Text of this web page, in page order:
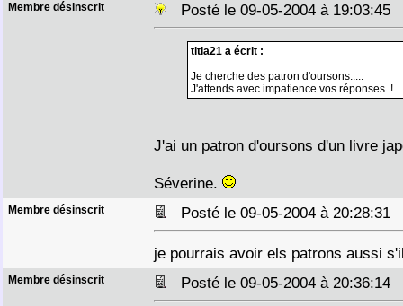
Membre désinscrit Posté le 09-05-2004 à 19:03:45
titia21 a écrit :
Je cherche des patron d'oursons.....
J'attends avec impatience vos réponses..!
J'ai un patron d'oursons d'un livre
Séverine.
Membre désinscrit Posté le 09-05-2004 à 20:28:31
je pourrais avoir els patrons aussi
Membre désinscrit Posté le 09-05-2004 à 20:36:14